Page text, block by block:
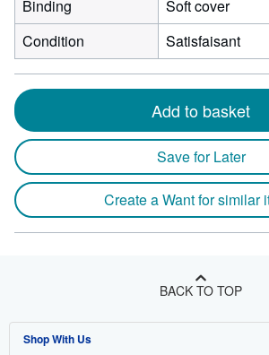
Binding
Soft cover
Condition
Satisfaisant
Add to basket
Save for Later
Create a Want for similar
BACK TO TOP
Shop With Us